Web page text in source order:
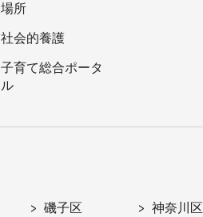
場所
社会的養護
子育て総合ポータ
ル
磯子区 神奈川区